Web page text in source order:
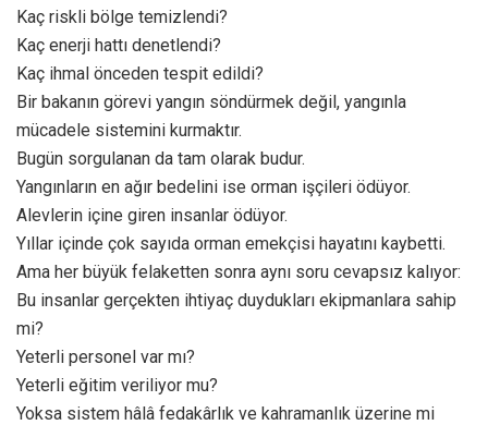
Kaç riskli bölge temizlendi?
Kaç enerji hattı denetlendi?
Kaç ihmal önceden tespit edildi?
Bir bakanın görevi yangın söndürmek değil, yangınla
mücadele sistemini kurmaktır.
Bugün sorgulanan da tam olarak budur.
Yangınların en ağır bedelini ise orman işçileri ödüyor.
Alevlerin içine giren insanlar ödüyor.
Yıllar içinde çok sayıda orman emekçisi hayatını kaybetti.
Ama her büyük felaketten sonra aynı soru cevapsız kalıyor:
Bu insanlar gerçekten ihtiyaç duydukları ekipmanlara sahip
mi?
Yeterli personel var mı?
Yeterli eğitim veriliyor mu?
Yoksa sistem hâlâ fedakârlık ve kahramanlık üzerine mi